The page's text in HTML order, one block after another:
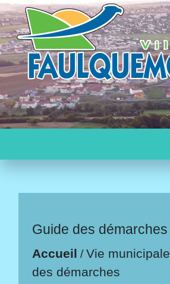
Guide des démarches
Accueil /Vie municipale
des démarches